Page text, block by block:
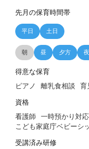
先月の保育時間帯
平日 土日
朝 昼 夕方 夜
得意な保育
ピアノ 離乳食相談 育
資格
看護師
一時預かり対
こども家庭庁ベビーシ
受講済み研修